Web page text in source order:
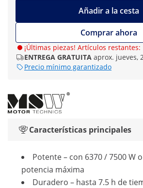
Añadir a la cesta
Comprar ahora
¡Últimas piezas! Artículos restantes:
ENTREGA GRATUITA aprox. jueves,
Precio mínimo garantizado
Características principales
Potente – con 6370 / 7500 W
potencia máxima
Duradero – hasta 7.5 h de